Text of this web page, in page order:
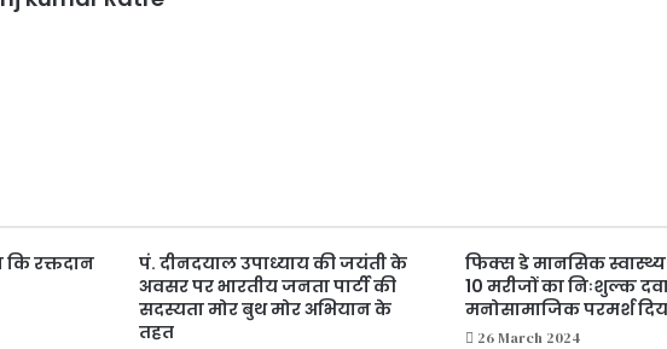
कि रक्तदान
पं. दीनदयाल उपाध्याय की जयंती के
अवसर पर भारतीय जनता पार्टी की
सदस्यता मोर बुथ मोर अभियान के
तहत
फिक्स डे मानसिक
10 मरीजों का निःशुल्क
मनोसामाजिक परमर्श
26 March 2024